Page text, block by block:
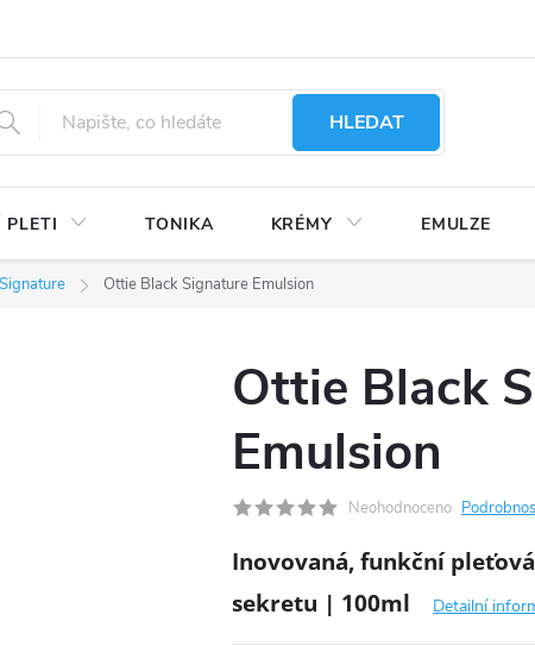
HLEDAT
PLETI TONIKA KRÉMY EMULZE
Ottie Black Signature Emulsion
Ottie Black
Emulsion
Neohodnoceno
Inovovaná, funkční
sekretu | 100ml
Detailní